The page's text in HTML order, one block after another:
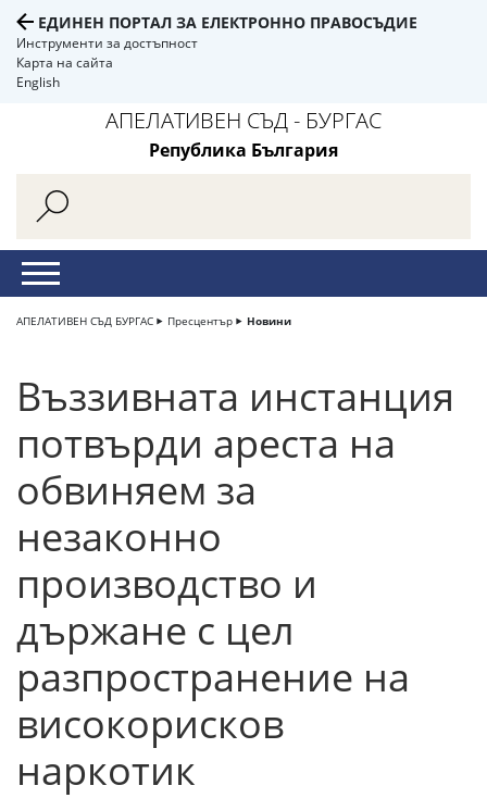
ЕДИНЕН ПОРТАЛ ЗА ЕЛЕКТРОННО ПРАВОСЪДИЕ
Инструменти за достъпност
Карта на сайта
English
АПЕЛАТИВЕН СЪД - БУРГАС
Република България
АПЕЛАТИВЕН СЪД БУРГАС Пресцентър Новини
Въззивната инстанция
потвърди ареста на
обвиняем за
незаконно
производство и
държане с цел
разпространение на
високорисков
наркотик